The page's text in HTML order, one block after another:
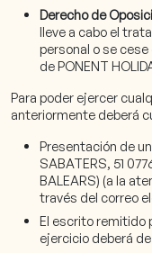
Derecho de
lleve a cabo el
personal o se
de PONENT
Para poder ejercer
anteriormente deberá
Presentación de
SABATERS, 51
BALEARS) (a la
través del correo
El escrito remitido
ejercicio deberá